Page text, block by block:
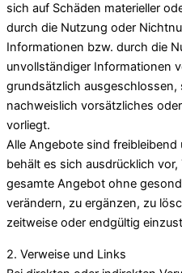
sich auf Schäden materieller
durch die Nutzung oder
Informationen bzw. durch die
unvollständiger Informationen
grundsätzlich
nachweislich vorsätzliches
vorliegt.
Alle Angebote sind
behält es sich ausdrücklich vor,
gesamte Angebot ohne
verändern, zu ergänzen, zu
zeitweise oder endgültig
2. Verweise und Links